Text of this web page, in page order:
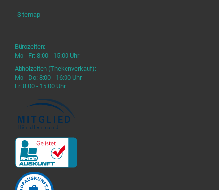
Sitemap
Bürozeiten:
Mo - Fr: 8:00 - 15:00 Uhr
Abholzeiten (Thekenverkauf):
Mo - Do: 8:00 - 16:00 Uhr
Fr: 8:00 - 15:00 Uhr